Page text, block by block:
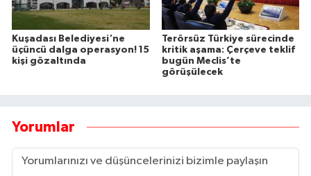
Kuşadası Belediyesi'ne
üçüncü dalga operasyon! 15
kişi gözaltında
Terörsüz Türkiye sürecinde
kritik aşama: Çerçeve teklif
bugün Meclis’te
görüşülecek
Yorumlar